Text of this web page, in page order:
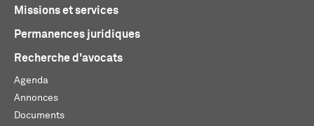
Missions et services
Permanences juridiques
Recherche d'avocats
Agenda
Annonces
Documents